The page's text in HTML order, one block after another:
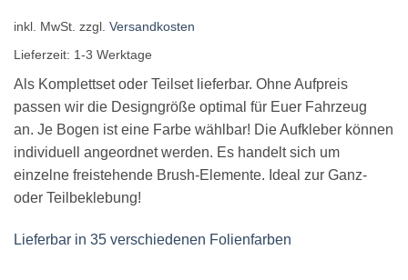
inkl. MwSt. zzgl. Versandkosten
Lieferzeit: 1-3 Werktage
Als Komplettset oder Teilset lieferbar. Ohne Aufpreis
passen wir die Designgröße optimal für Euer Fahrzeug
an. Je Bogen ist eine Farbe wählbar! Die Aufkleber können
individuell angeordnet werden. Es handelt sich um
einzelne freistehende Brush-Elemente. Ideal zur Ganz-
oder Teilbeklebung!
Lieferbar in 35 verschiedenen Folienfarben